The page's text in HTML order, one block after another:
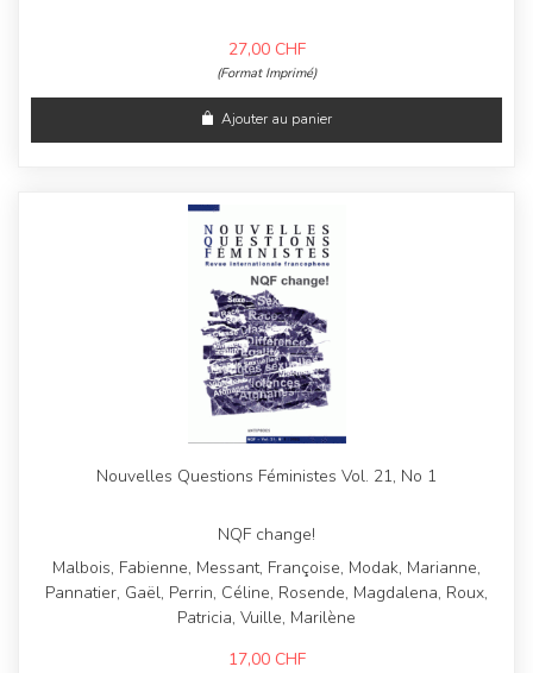
27,00 CHF
(Format Imprimé)
Ajouter au panier
Nouvelles Questions Féministes Vol. 21, No 1
NQF change!
Malbois, Fabienne, Messant, Françoise, Modak, Marianne,
Pannatier, Gaël, Perrin, Céline, Rosende, Magdalena, Roux,
Patricia, Vuille, Marilène
17,00 CHF